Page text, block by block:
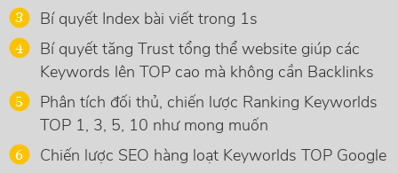
Bí quyết Index bài viết trong 1s
Bí quyết tăng Trust tổng thể website giúp các
Keywords lên TOP cao mà không cần Backlinks
Phân tích đối thủ, chiến lược Ranking Keyworlds
TOP 1, 3, 5, 10 như mong muốn
Chiến lược SEO hàng loạt Keyworlds TOP Google